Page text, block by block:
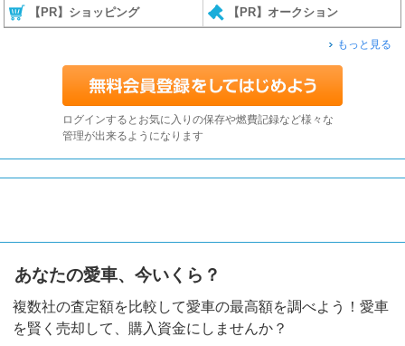
【PR】ショッピング 【PR】オークション
もっと見る
ログインするとお気に入りの保存や燃費記録など様々な
管理が出来るようになります
あなたの愛車、今いくら？
複数社の査定額を比較して愛車の最高額を調べよう！愛車
を賢く売却して、購入資金にしませんか？